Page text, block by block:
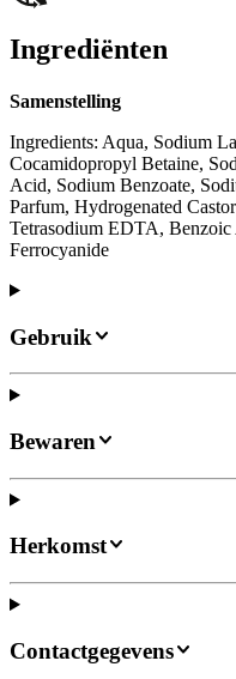
Ingrediënten
Samenstelling
Ingredients: Aqua, Sodium
Cocamidopropyl Betaine,
Acid, Sodium Benzoate,
Parfum, Hydrogenated
Tetrasodium EDTA, Benzoic
Ferrocyanide
Gebruik
Bewaren
Herkomst
Contactgegevens